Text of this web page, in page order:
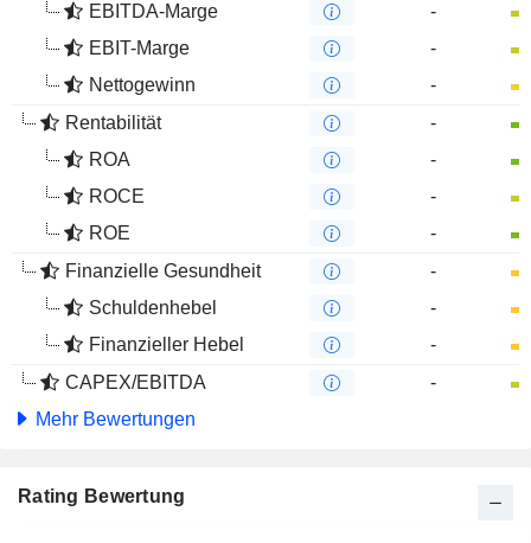
EBITDA-Marge
-
EBIT-Marge
-
Nettogewinn
-
Rentabilität
-
ROA
-
ROCE
-
ROE
-
Finanzielle Gesundheit
-
Schuldenhebel
-
Finanzieller Hebel
-
CAPEX/EBITDA
-
Mehr Bewertungen
Rating Bewertung